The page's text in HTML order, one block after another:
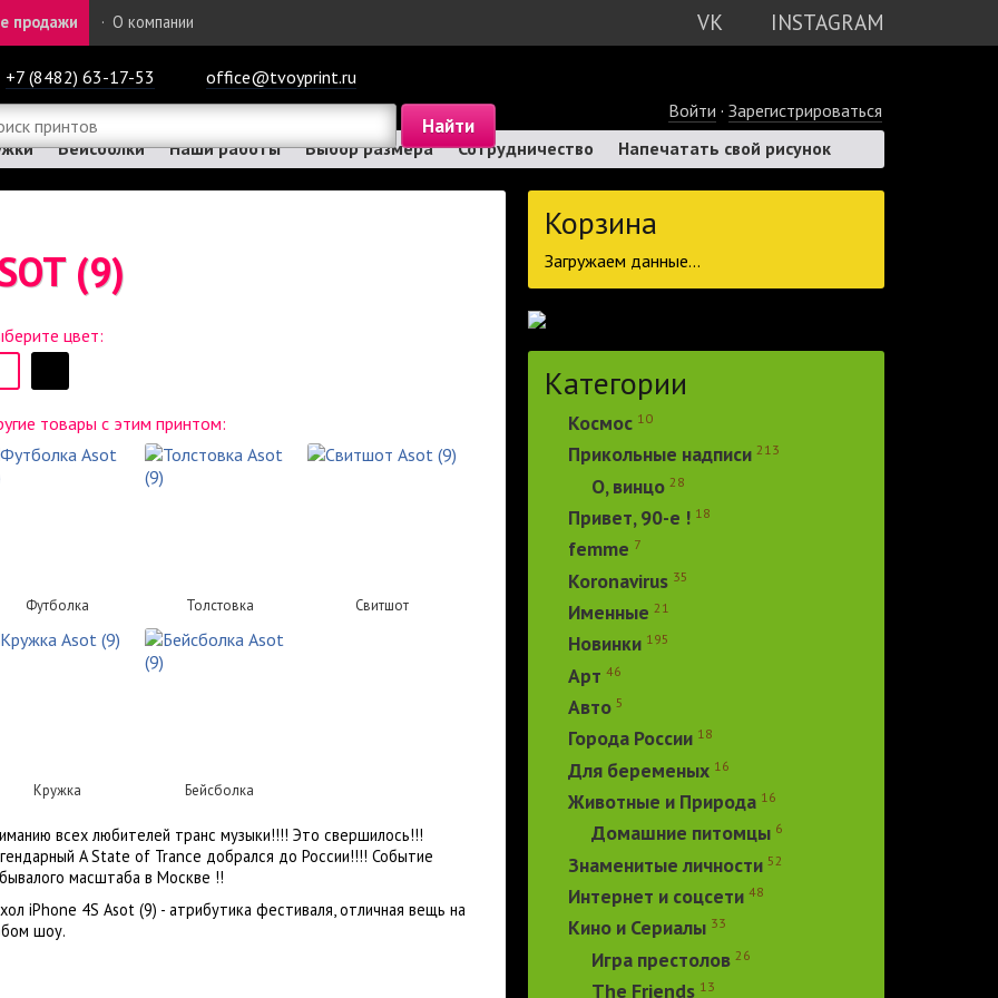
VK INSTAGRAM
продажи · О компании
+7 (8482) 63-17-53
office@tvoyprint.ru
Войти · Зарегистрироваться
Бейсболки Наши работы Выбор размера Сотрудничество Напечатать свой рисунок
(9)
цвет:
товары с этим принтом:
Футболка Толстовка Свитшот
Кружка Бейсболка
всех любителей транс музыки!!!! Это свершилось!!!
A State of Trance добрался до России!!!! Событие
масштаба в Москве !!
iPhone 4S Asot (9) - атрибутика фестиваля, отличная вещь на
шоу.
Корзина
Загружаем данные...
Категории
Космос 10
Прикольные надписи 213
О, винцо 28
Привет, 90-е ! 18
femme 7
Koronavirus 35
Именные 21
Новинки 195
Арт 46
Авто 5
Города России 18
Для беременых 16
Животные и Природа 16
Домашние питомцы 6
Знаменитые личности 52
Интернет и соцсети 48
Кино и Сериалы 33
Игра престолов 26
The Friends 13